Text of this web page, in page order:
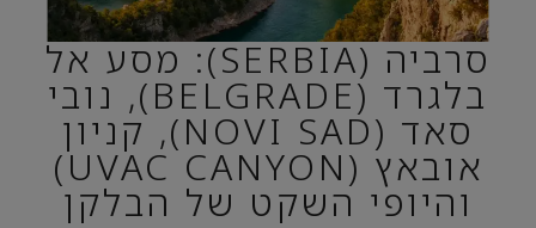
סרביה (SERBIA): מסע אל
בלגרד (BELGRADE), נובי
סאד (NOVI SAD), קניון
אובאץ (UVAC CANYON)
והיופי השקט של הבלקן